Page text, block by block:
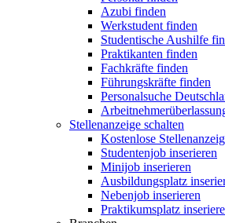
Azubi finden
Werkstudent finden
Studentische Aushilfe
Praktikanten finden
Fachkräfte finden
Führungskräfte finden
Personalsuche
Stellenanzeige schalten
Kostenlose
Studentenjob inserieren
Minijob inserieren
Ausbildungsplatz
Nebenjob inserieren
Praktikumsplatz